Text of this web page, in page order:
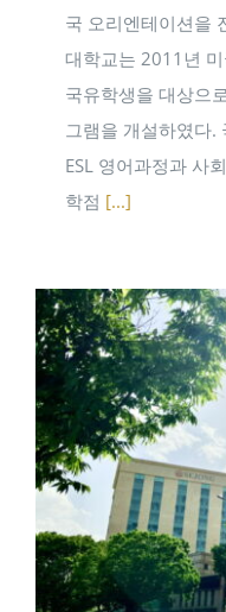
국 오리엔테이션을
대학교는 2011년
국유학생을 대상으
그램을 개설하였다.
ESL 영어과정과 사
학점 [...]